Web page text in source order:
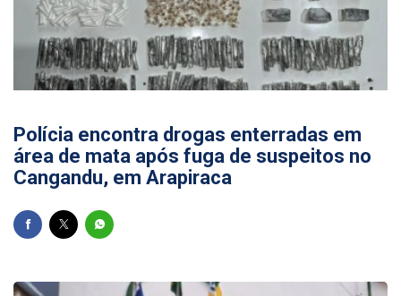
Polícia encontra drogas enterradas em
área de mata após fuga de suspeitos no
Cangandu, em Arapiraca